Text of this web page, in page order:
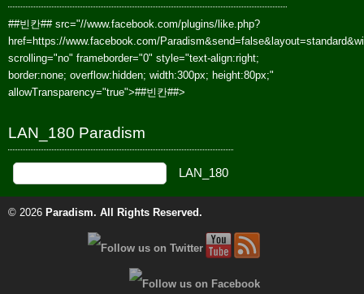
##빈칸##src="//www.facebook.com/plugins/like.php?
href=https://www.facebook.com/
scrolling="no" frameborder="0" style="text-align:right;
border:none; overflow:hidden; width:300px; height:80px;"
allowTransparency="true">##빈칸##>
LAN_180 Paradism
© 2026 Paradism. All Rights Reserved.